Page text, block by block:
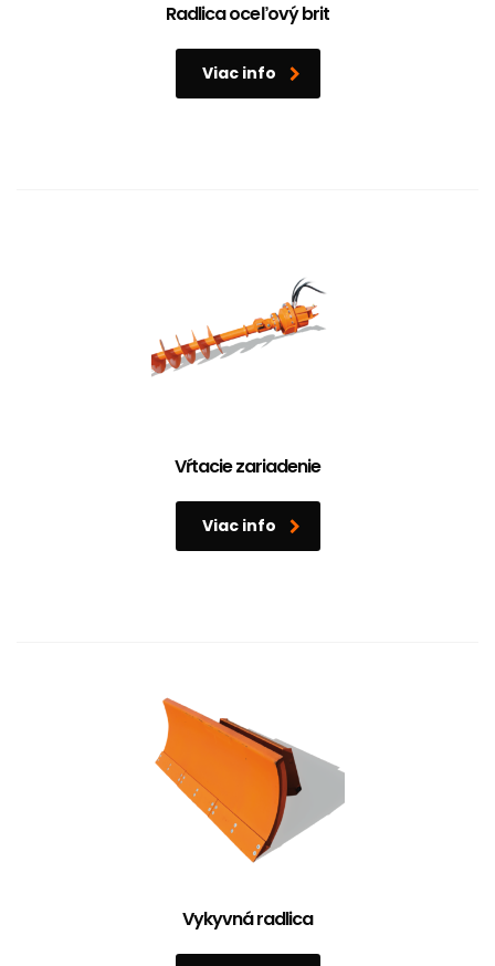
Radlica oceľový brit
Viac info
Vŕtacie zariadenie
Viac info
Vykyvná radlica